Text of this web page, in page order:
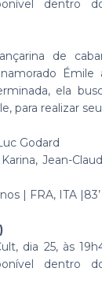
dentro
de
ela
para realizar
Godard
Jean-
| FRA, ITA |83’
dia 25, às
dentro